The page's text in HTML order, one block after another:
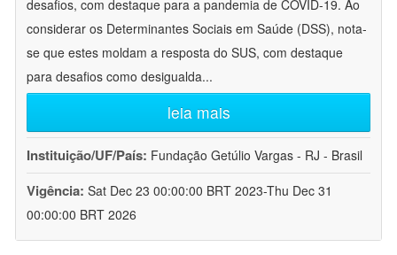
desafios, com destaque para a pandemia de COVID-19. Ao
considerar os Determinantes Sociais em Saúde (DSS), nota-
se que estes moldam a resposta do SUS, com destaque
para desafios como desigualda...
leia mais
Instituição/UF/País: Fundação Getúlio Vargas - RJ - Brasil
Vigência: Sat Dec 23 00:00:00 BRT 2023-Thu Dec 31
00:00:00 BRT 2026